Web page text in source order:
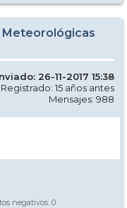
Meteorológicas
26-11-2017 15:38
Registrado: 15 años antes
Mensajes: 988
negativos: 0